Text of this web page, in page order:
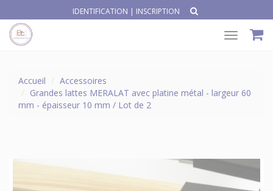
IDENTIFICATION | INSCRIPTION
Toggle
Accueil
Accessoires
Grandes lattes MERALAT avec platine métal - largeur 60
mm - épaisseur 10 mm / Lot de 2